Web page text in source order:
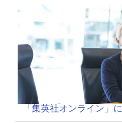
「集英社オンライン」